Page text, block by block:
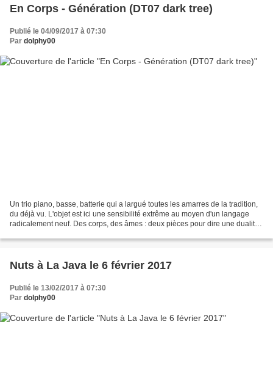
En Corps - Génération (DT07 dark tree)
Publié le 04/09/2017 à 07:30
Par dolphy00
Un trio piano, basse, batterie qui a largué toutes les amarres de la tradition,
du déjà vu. L'objet est ici une sensibilité extrême au moyen d'un langage
radicalement neuf. Des corps, des âmes : deux pièces pour dire une dualité,
Nuts à La Java le 6 février 2017
Publié le 13/02/2017 à 07:30
Par dolphy00